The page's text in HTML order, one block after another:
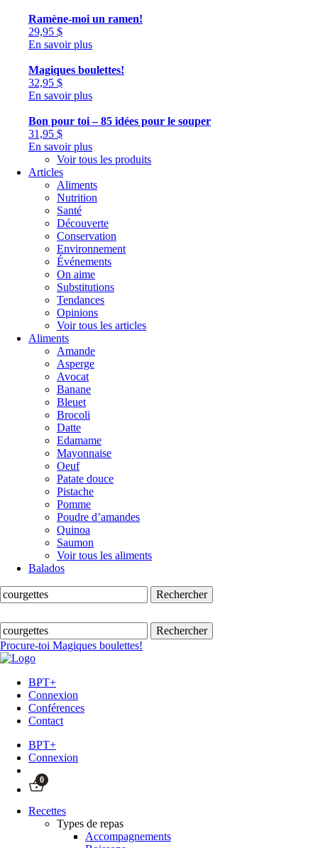
Ramène-moi un ramen!
29,95 $
En savoir plus
Magiques boulettes!
32,95 $
En savoir plus
Bon pour toi – 85 idées pour le souper
31,95 $
En savoir plus
Voir tous les produits
Articles
Aliments
Nutrition
Santé
Découverte
Conservation
Environnement
Événements
On aime
Substitutions
Tendances
Opinions
Voir tous les articles
Aliments
Amande
Asperge
Avocat
Banane
Bleuet
Brocoli
Datte
Edamame
Mayonnaise
Oeuf
Patate douce
Pistache
Pomme
Poudre d’amandes
Quinoa
Saumon
Voir tous les aliments
Balados
Procure-toi Magiques boulettes!
BPT+
Connexion
Conférences
Contact
BPT+
Connexion
0
Recettes
Types de repas
Accompagnements